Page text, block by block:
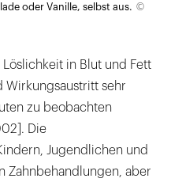
oder Vanille, selbst aus. ©
in Blut und Fett
Wirkungsaustritt sehr
zu beobachten
Die
Jugendlichen und
Zahnbehandlungen, aber